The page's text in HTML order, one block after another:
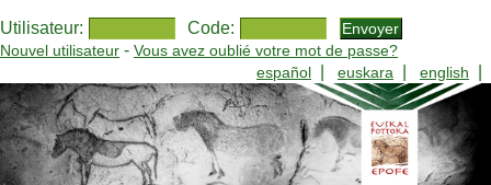
Utilisateur: Code:
Nouvel utilisateur - Vous avez oublié votre mot de passe?
español
euskara english